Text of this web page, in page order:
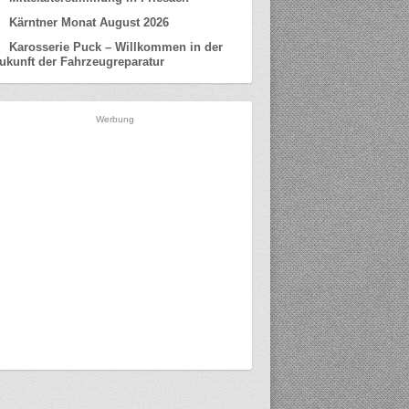
Kärntner Monat August 2026
Karosserie Puck – Willkommen in der
der Fahrzeugreparatur
Werbung